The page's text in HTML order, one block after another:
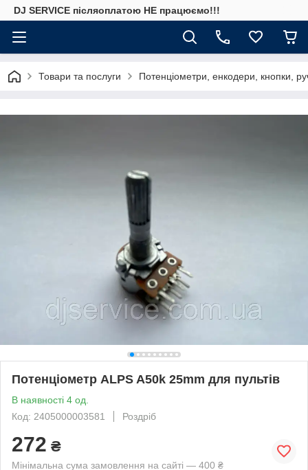
DJ SERVICE пiсляоплатою НЕ працюємо!!!
Товари та послуги Потенціометри, енкодери, кнопки,
Потенціометр ALPS A50k 25mm для пультів
В наявності 4 од.
Код: 2405000003581
Роздріб
272 ₴
Мінімальна сума замовлення на сайті — 400 ₴